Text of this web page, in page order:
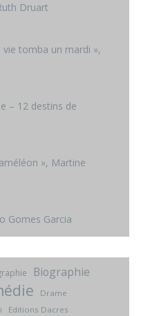
Druart
vie tomba un mardi »,
– 12 destins de
», Martine
Gomes Garcia
Biographie
Drame
Editions Dacres